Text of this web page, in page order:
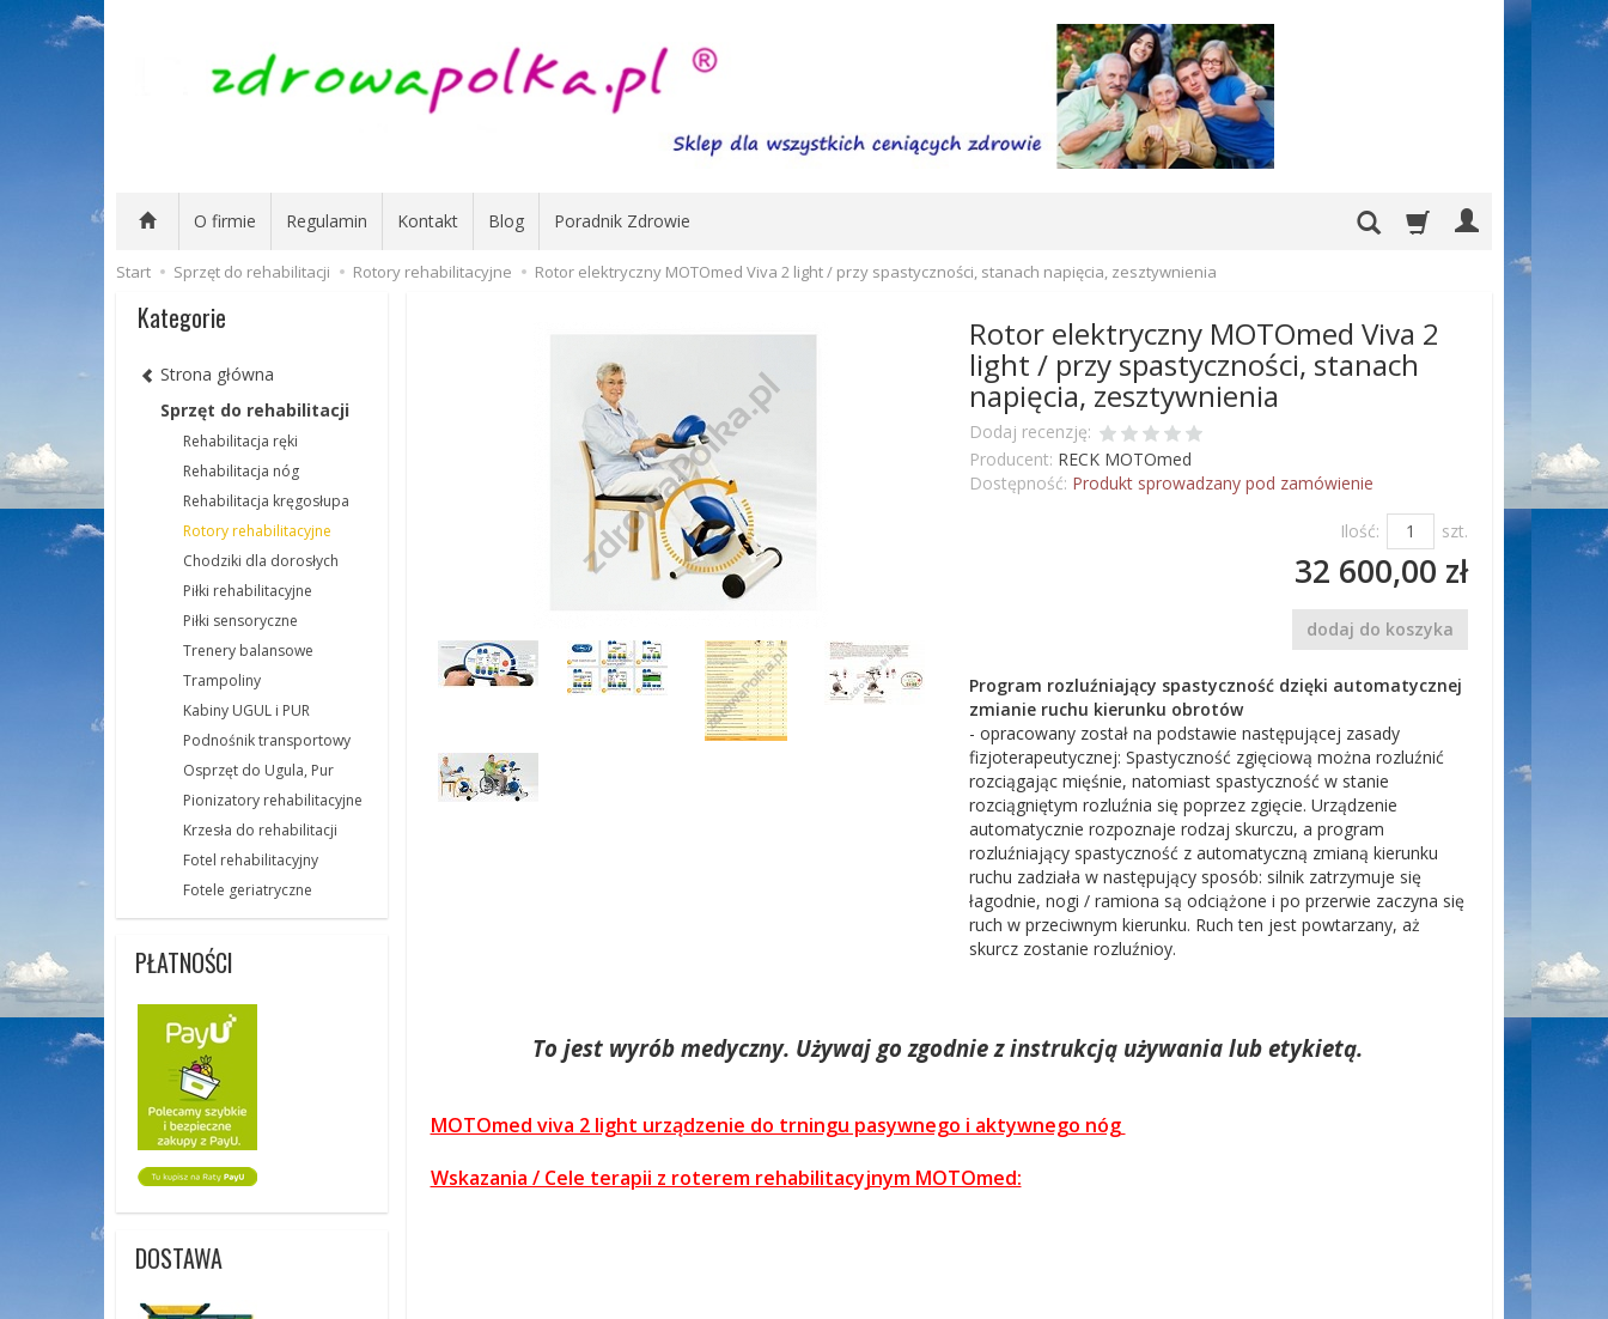
O firmie Regulamin Kontakt Blog Poradnik Zdrowie
Start Sprzęt do rehabilitacji Rotory rehabilitacyjne Rotor elektryczny MOTOmed Viva 2 light / przy spastyczności, stanach napięcia, zesztywnienia
Rotor elektryczny MOTOmed Viva 2
light / przy spastyczności, stanach
napięcia, zesztywnienia
Dodaj recenzję:
Producent: RECK MOTOmed
Dostępność: Produkt sprowadzany pod zamówienie
Ilość: szt.
32 600,00 zł
dodaj do koszyka
Program rozluźniający spastyczność dzięki automatycznej
zmianie ruchu kierunku obrotów
- opracowany został na podstawie następującej zasady
fizjoterapeutycznej: Spastyczność zgięciową można rozluźnić
rozciągając mięśnie, natomiast spastyczność w stanie
rozciągniętym rozluźnia się poprzez zgięcie. Urządzenie
automatycznie rozpoznaje rodzaj skurczu, a program
rozluźniający spastyczność z automatyczną zmianą kierunku
ruchu zadziała w następujący sposób: silnik zatrzymuje się
łagodnie, nogi / ramiona są odciążone i po przerwie zaczyna się
ruch w przeciwnym kierunku. Ruch ten jest powtarzany, aż
skurcz zostanie rozluźnioy.
To jest wyrób medyczny. Używaj go zgodnie z instrukcją używania lub etykietą.
MOTOmed viva 2 light urządzenie do trningu pasywnego i aktywnego nóg
Wskazania / Cele terapii z roterem rehabilitacyjnym MOTOmed:
Kategorie
Strona główna
Sprzęt do rehabilitacji
Rehabilitacja ręki
Rehabilitacja nóg
Rehabilitacja kręgosłupa
Rotory rehabilitacyjne
Chodziki dla dorosłych
Piłki rehabilitacyjne
Piłki sensoryczne
Trenery balansowe
Trampoliny
Kabiny UGUL i PUR
Podnośnik transportowy
Osprzęt do Ugula, Pur
Pionizatory rehabilitacyjne
Krzesła do rehabilitacji
Fotel rehabilitacyjny
Fotele geriatryczne
PŁATNOŚCI
DOSTAWA